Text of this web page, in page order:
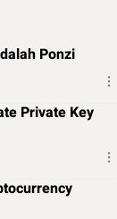
Ponzi
Private Key